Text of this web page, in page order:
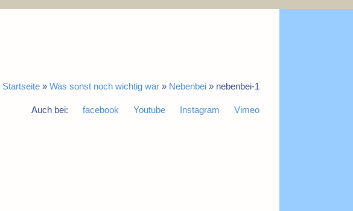
Startseite » Was sonst noch wichtig war » Nebenbei » nebenbei-1
Auch bei: facebook Youtube Instagram Vimeo